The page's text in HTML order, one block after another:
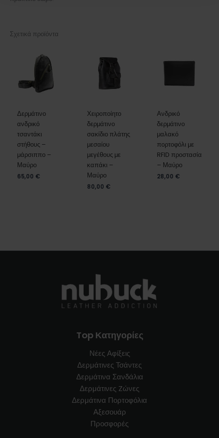
Σχετικά προϊόντα
Δερμάτινο
ανδρικό
τσαντάκι
στήθους –
μάρσιππο –
Μαύρο
65,00 €
Χειροποίητο
δερμάτινο
σακίδιο πλάτης
μεσαίου
μεγέθους με
καπάκι –
Μαύρο
80,00 €
Ανδρικό
δερμάτινο
μαλακό
πορτοφόλι με
RFID προστασία
– Μαύρο
28,00 €
Top Κατηγορίες
Νέες Αφίξεις
Δερμάτινες Τσάντες
Δερμάτινα Σανδάλια
Δερμάτινες Zώνες
Δερμάτινα Πορτοφόλια
Αξεσουάρ
Προσφορές